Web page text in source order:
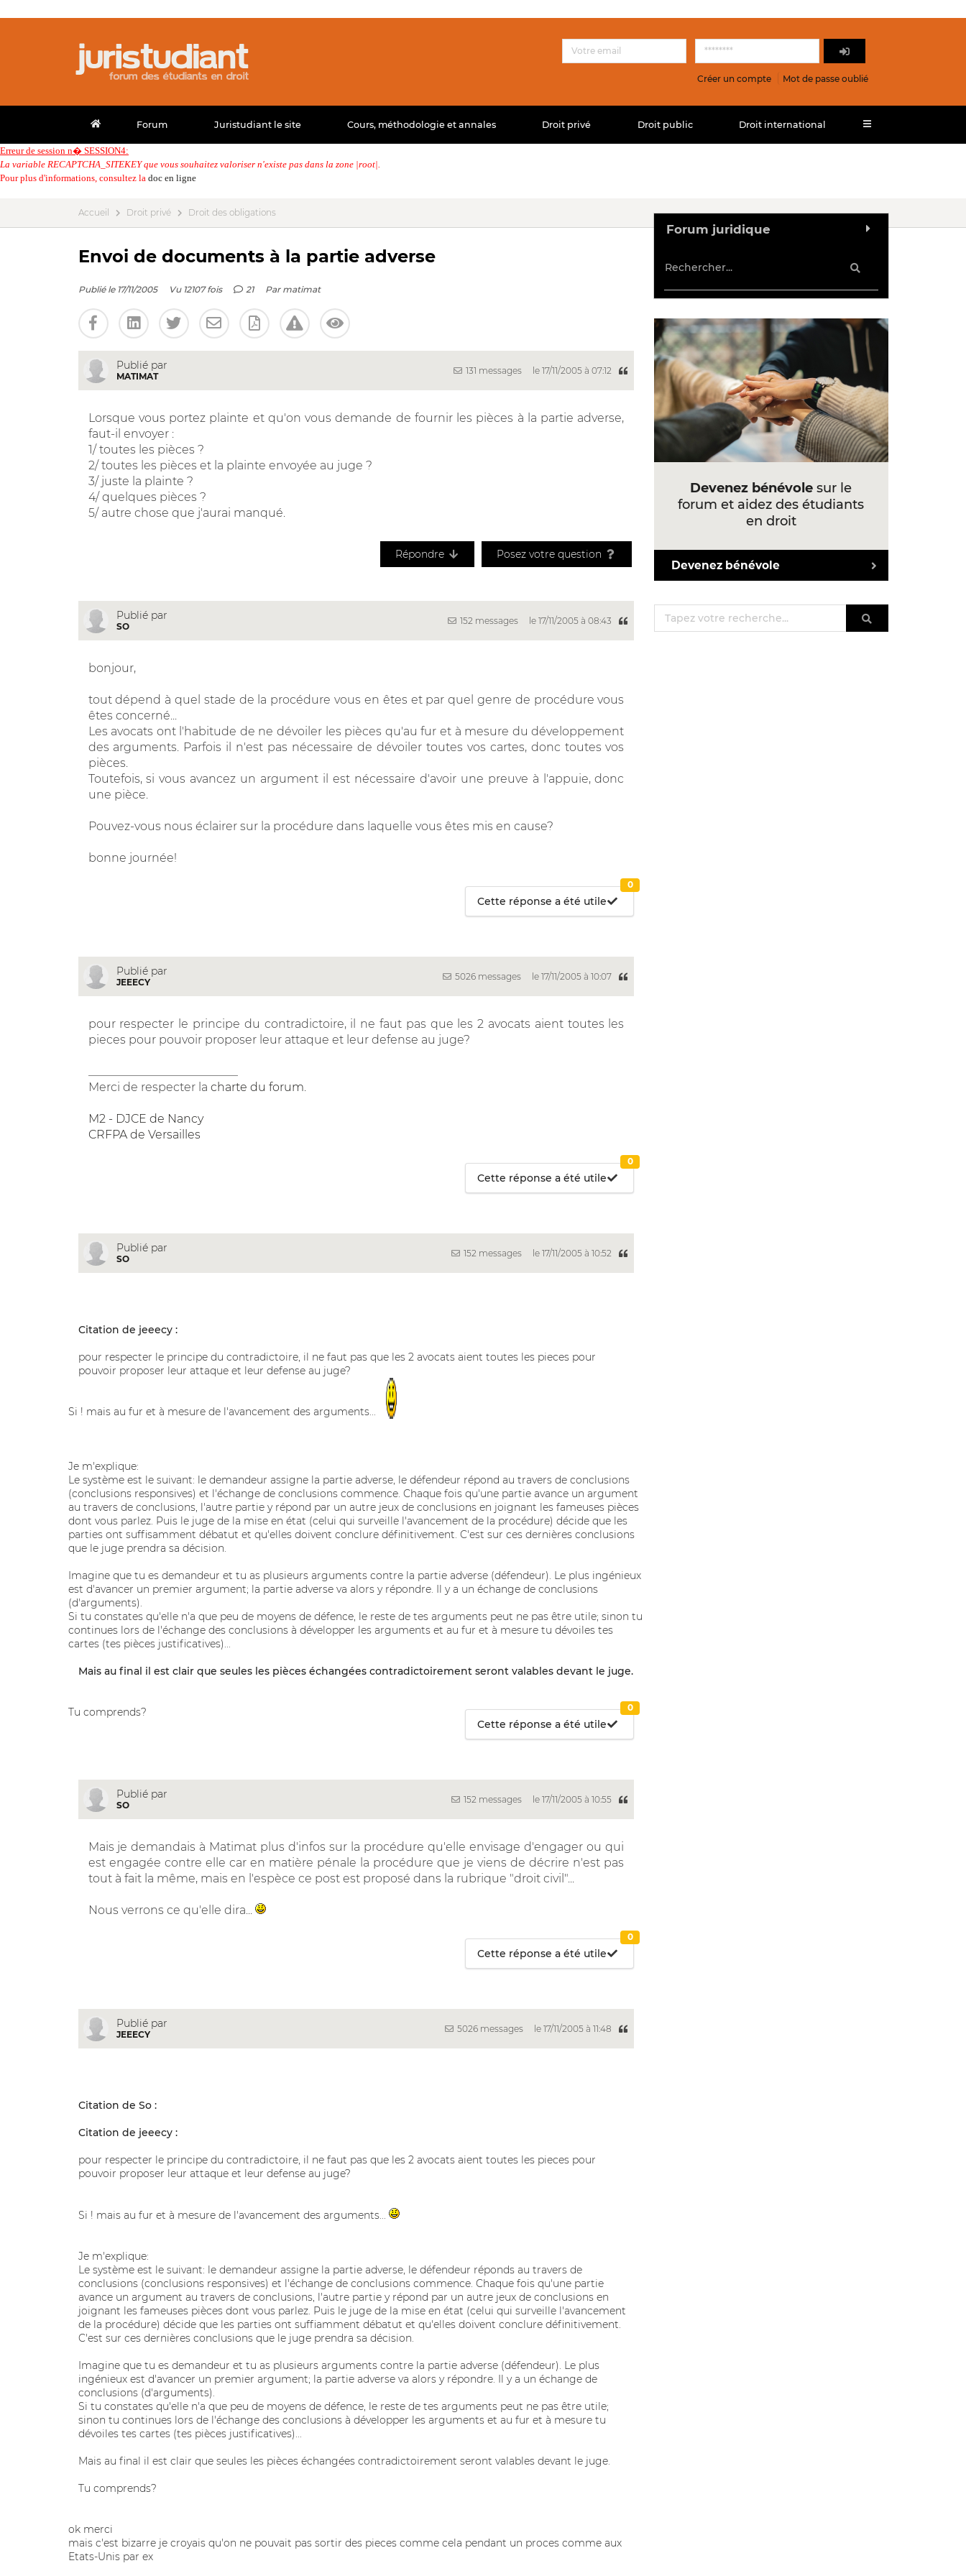
Créer un compte Mot de passe oublié
Forum Juristudiant le site Cours, méthodologie et annales Droit privé Droit public Droit international
Erreur de session n� SESSION4:
La variable RECAPTCHA_SITEKEY que vous souhaitez valoriser n'existe pas dans la zone |root|.
Pour plus d'informations, consultez la doc en ligne
Accueil Droit privé Droit des obligations
Envoi de documents à la partie adverse
Publié le 17/11/2005 Vu 12107 fois 21 Par matimat
Publié par
MATIMAT
131 messages le 17/11/2005 à 07:12
Lorsque vous portez plainte et qu'on vous demande de fournir les pièces à la partie adverse,
faut-il envoyer :
1/ toutes les pièces ?
2/ toutes les pièces et la plainte envoyée au juge ?
3/ juste la plainte ?
4/ quelques pièces ?
5/ autre chose que j'aurai manqué.
Répondre Posez votre question
Publié par
SO
152 messages le 17/11/2005 à 08:43
bonjour,
tout dépend à quel stade de la procédure vous en êtes et par quel genre de procédure vous
êtes concerné...
Les avocats ont l'habitude de ne dévoiler les pièces qu'au fur et à mesure du développement
des arguments. Parfois il n'est pas nécessaire de dévoiler toutes vos cartes, donc toutes vos
pièces.
Toutefois, si vous avancez un argument il est nécessaire d'avoir une preuve à l'appuie, donc
une pièce.
Pouvez-vous nous éclairer sur la procédure dans laquelle vous êtes mis en cause?
bonne journée!
Cette réponse a été utile
0
Publié par
JEEECY
5026 messages le 17/11/2005 à 10:07
pour respecter le principe du contradictoire, il ne faut pas que les 2 avocats aient toutes les
pieces pour pouvoir proposer leur attaque et leur defense au juge?
Merci de respecter la charte du forum
M2 - DJCE de Nancy
CRFPA de Versailles
Cette réponse a été utile
0
Publié par
SO
152 messages le 17/11/2005 à 10:52
Citation de jeeecy :
pour respecter le principe du contradictoire, il ne faut pas que les 2 avocats aient toutes les pieces pour
pouvoir proposer leur attaque et leur defense au juge?
Si ! mais au fur et à mesure de l'avancement des arguments...
Je m'explique:
Le système est le suivant: le demandeur assigne la partie adverse, le défendeur répond au travers de conclusions
(conclusions responsives) et l'échange de conclusions commence. Chaque fois qu'une partie avance un argument
au travers de conclusions, l'autre partie y répond par un autre jeux de conclusions en joignant les fameuses pièces
dont vous parlez. Puis le juge de la mise en état (celui qui surveille l'avancement de la procédure) décide que les
parties ont suffisamment débatut et qu'elles doivent conclure définitivement. C'est sur ces dernières conclusions
que le juge prendra sa décision.
Imagine que tu es demandeur et tu as plusieurs arguments contre la partie adverse (défendeur). Le plus ingénieux
est d'avancer un premier argument; la partie adverse va alors y répondre. Il y a un échange de conclusions
(d'arguments).
Si tu constates qu'elle n'a que peu de moyens de défence, le reste de tes arguments peut ne pas être utile; sinon tu
continues lors de l'échange des conclusions à développer les arguments et au fur et à mesure tu dévoiles tes
cartes (tes pièces justificatives)...
Mais au final il est clair que seules les pièces échangées contradictoirement seront valables devant le juge.
Tu comprends?
Cette réponse a été utile
0
Publié par
SO
152 messages le 17/11/2005 à 10:55
Mais je demandais à Matimat plus d'infos sur la procédure qu'elle envisage d'engager ou qui
est engagée contre elle car en matière pénale la procédure que je viens de décrire n'est pas
tout à fait la même, mais en l'espèce ce post est proposé dans la rubrique "droit civil"...
Nous verrons ce qu'elle dira...
Cette réponse a été utile
0
Publié par
JEEECY
5026 messages le 17/11/2005 à 11:48
Citation de So :
Citation de jeeecy :
pour respecter le principe du contradictoire, il ne faut pas que les 2 avocats aient toutes les pieces pour
pouvoir proposer leur attaque et leur defense au juge?
Si ! mais au fur et à mesure de l'avancement des arguments...
Je m'explique:
Le système est le suivant: le demandeur assigne la partie adverse, le défendeur réponds au travers de
conclusions (conclusions responsives) et l'échange de conclusions commence. Chaque fois qu'une partie
avance un argument au travers de conclusions, l'autre partie y répond par un autre jeux de conclusions en
joignant les fameuses pièces dont vous parlez. Puis le juge de la mise en état (celui qui surveille l'avancement
de la procédure) décide que les parties ont suffiamment débatut et qu'elles doivent conclure définitivement.
C'est sur ces dernières conclusions que le juge prendra sa décision.
Imagine que tu es demandeur et tu as plusieurs arguments contre la partie adverse (défendeur). Le plus
ingénieux est d'avancer un premier argument; la partie adverse va alors y répondre. Il y a un échange de
conclusions (d'arguments).
Si tu constates qu'elle n'a que peu de moyens de défence, le reste de tes arguments peut ne pas être utile;
sinon tu continues lors de l'échange des conclusions à développer les arguments et au fur et à mesure tu
dévoiles tes cartes (tes pièces justificatives)...
Mais au final il est clair que seules les pièces échangées contradictoirement seront valables devant le juge.
Tu comprends?
ok merci
mais c'est bizarre je croyais qu'on ne pouvait pas sortir des pieces comme cela pendant un proces comme aux
Etats-Unis par ex
Forum juridique
Devenez bénévole sur le
forum et aidez des étudiants
en droit
Devenez bénévole